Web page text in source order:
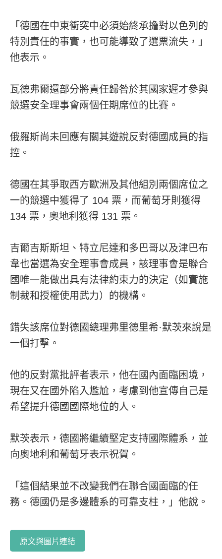
「德國在中東衝突中必須始終承擔對以色列的
特別責任的事實，也可能導致了選票流失，」
他表示。
瓦德弗爾還部分將責任歸咎於其國家遲才參與
競選安全理事會兩個任期席位的比賽。
俄羅斯尚未回應有關其遊說反對德國成員的指
控。
德國在其爭取西方歐洲及其他組別兩個席位之
一的競選中獲得了 104 票，而葡萄牙則獲得
134 票，奧地利獲得 131 票。
吉爾吉斯斯坦、特立尼達和多巴哥以及津巴布
韋也當選為安全理事會成員，該理事會是聯合
國唯一能做出具有法律約束力的決定（如實施
制裁和授權使用武力）的機構。
錯失該席位對德國總理弗里德里希·默茨來說是
一個打擊。
他的反對黨批評者表示，他在國內面臨困境，
現在又在國外陷入尷尬，考慮到他宣傳自己是
希望提升德國國際地位的人。
默茨表示，德國將繼續堅定支持國際體系，並
向奧地利和葡萄牙表示祝賀。
「這個結果並不改變我們在聯合國面臨的任
務。德國仍是多邊體系的可靠支柱，」他說。
原文與圖片連結